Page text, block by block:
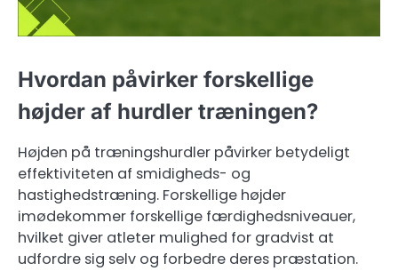
Hvordan påvirker forskellige
højder af hurdler træningen?
Højden på træningshurdler påvirker betydeligt
effektiviteten af smidigheds- og
hastighedstræning. Forskellige højder
imødekommer forskellige færdighedsniveauer,
hvilket giver atleter mulighed for gradvist at
udfordre sig selv og forbedre deres præstation.